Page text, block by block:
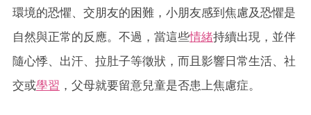
環境的恐懼、交朋友的困難，小朋友感到焦慮及恐懼是
自然與正常的反應。不過，當這些情緒持續出現，並伴
隨心悸、出汗、拉肚子等徵狀，而且影響日常生活、社
交或學習 ，父母就要留意兒童是否患上焦慮症。